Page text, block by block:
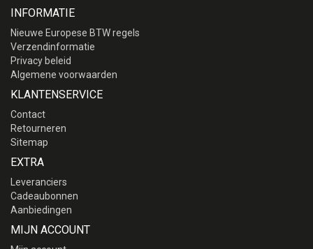
INFORMATIE
Nieuwe Europese BTW regels
Verzendinformatie
Privacy beleid
Algemene voorwaarden
KLANTENSERVICE
Contact
Retourneren
Sitemap
EXTRA
Leveranciers
Cadeaubonnen
Aanbiedingen
MIJN ACCOUNT